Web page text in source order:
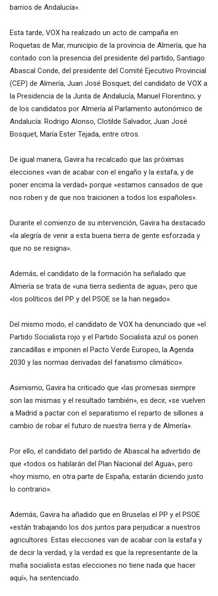
barrios de Andalucía».
Esta tarde, VOX ha realizado un acto de campaña en
Roquetas de Mar, municipio de la provincia de Almería, que ha
contado con la presencia del presidente del partido, Santiago
Abascal Conde, del presidente del Comité Ejecutivo Provincial
(CEP) de Almería, Juan José Bosquet; del candidato de VOX a
la Presidencia de la Junta de Andalucía, Manuel Florentino; y
de los candidatos por Almería al Parlamento autonómico de
Andalucía: Rodrigo Alonso, Clotilde Salvador, Juan José
Bosquet, María Ester Tejada, entre otros.
De igual manera, Gavira ha recalcado que las próximas
elecciones «van de acabar con el engaño y la estafa, y de
poner encima la verdad» porque «estamos cansados de que
nos roben y de que nos traicionen a todos los españoles».
Durante el comienzo de su intervención, Gavira ha destacado
«la alegría de venir a esta buena tierra de gente esforzada y
que no se resigna».
Además, el candidato de la formación ha señalado que
Almería se trata de «una tierra sedienta de agua», pero que
«los políticos del PP y del PSOE se la han negado».
Del mismo modo, el candidato de VOX ha denunciado que «el
Partido Socialista rojo y el Partido Socialista azul os ponen
zancadillas e imponen el Pacto Verde Europeo, la Agenda
2030 y las normas derivadas del fanatismo climático».
Asimismo, Gavira ha criticado que «las promesas siempre
son las mismas y el resultado también», es decir, «se vuelven
a Madrid a pactar con el separatismo el reparto de sillones a
cambio de robar el futuro de nuestra tierra y de Almería».
Por ello, el candidato del partido de Abascal ha advertido de
que «todos os hablarán del Plan Nacional del Agua», pero
«hoy mismo, en otra parte de España, estarán diciendo justo
lo contrario».
Además, Gavira ha añadido que en Bruselas el PP y el PSOE
«están trabajando los dos juntos para perjudicar a nuestros
agricultores. Estas elecciones van de acabar con la estafa y
de decir la verdad, y la verdad es que la representante de la
mafia socialista estas elecciones no tiene nada que hacer
aquí», ha sentenciado.